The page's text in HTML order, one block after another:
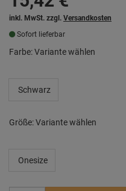
inkl. MwSt. zzgl. Versandkosten
Sofort lieferbar
Farbe:Variante wählen
Schwarz
Größe:Variante wählen
Onesize